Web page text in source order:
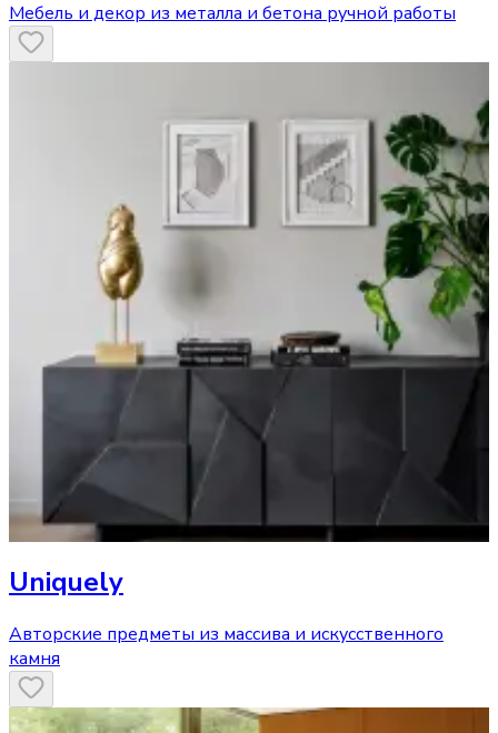
Мебель и декор из металла и бетона ручной работы
Uniquely
Авторские предметы из массива и искусственного
камня